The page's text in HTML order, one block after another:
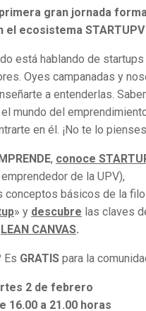
gran jornada
el ecosistema STARTUPV
está hablando de startups
Oyes campanadas y
a entenderlas.
mundo del
en él. ¡No te lo
, conoce
de la UPV),
conceptos básicos de la
» y descubre las claves
LEAN CANVAS.
Es GRATIS para la
2 de febrero
16.00 a 21.00 horas